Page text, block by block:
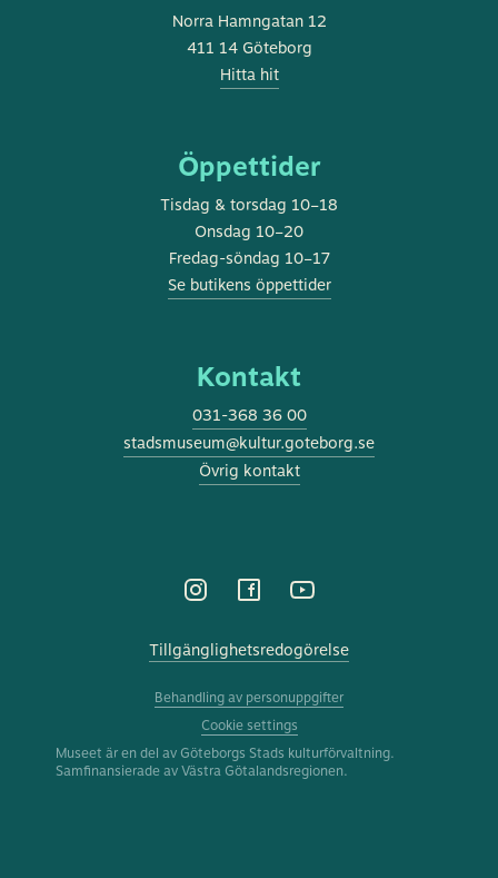
Norra Hamngatan 12
411 14 Göteborg
Hitta hit
Öppettider
Tisdag & torsdag 10–18
Onsdag 10–20
Fredag-söndag 10–17
Se butikens öppettider
Kontakt
031-368 36 00
stadsmuseum@kultur.goteborg.se
Övrig kontakt
Tillgänglighetsredogörelse
Behandling av personuppgifter
Cookie settings
Museet är en del av Göteborgs Stads kulturförvaltning.
Samfinansierade av Västra Götalandsregionen.
SWEDISH
Denna webbplats använder cookies för att förbättra
användarupplevelsen. Genom att använda vår
webbplats samtycker du till alla cookies i enlighet
med vår cookiepolicy. Läs mer